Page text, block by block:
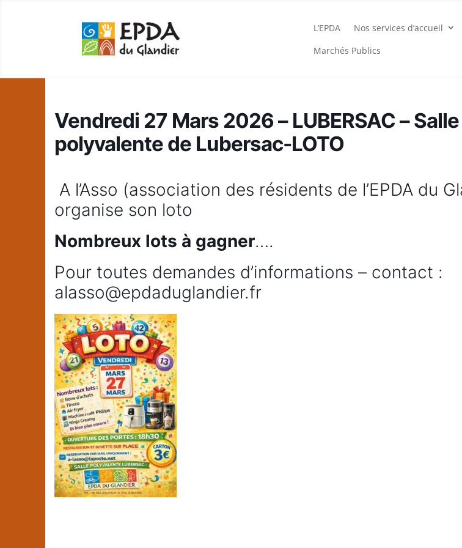
L’EPDA Nos services d’accueil
Marchés Publics
Vendredi 27 Mars 2026 – LUBERSAC – Salle
polyvalente de Lubersac-LOTO
A l’Asso (association des résidents de l’EPDA du
organise son loto
Nombreux lots à gagner….
Pour toutes demandes d’informations – contact :
alasso@epdaduglandier.fr